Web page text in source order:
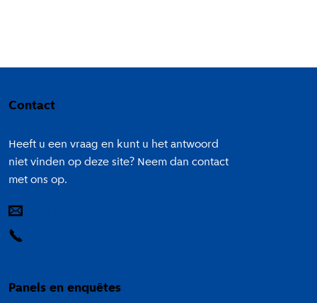
Contact
Heeft u een vraag en kunt u het antwoord
niet vinden op deze site? Neem dan contact
met ons op.
Panels en enquêtes